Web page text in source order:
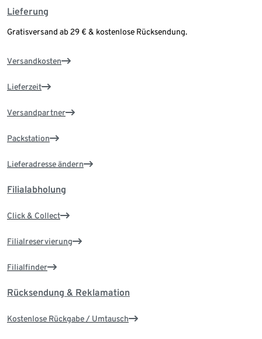
Lieferung
Gratisversand ab 29 € & kostenlose Rücksendung.
Versandkosten
Lieferzeit
Versandpartner
Packstation
Lieferadresse ändern
Filialabholung
Click & Collect
Filialreservierung
Filialfinder
Rücksendung & Reklamation
Kostenlose Rückgabe / Umtausch